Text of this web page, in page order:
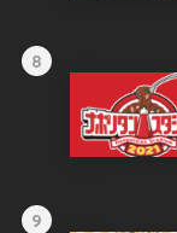
8
9